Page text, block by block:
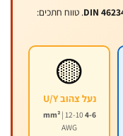
. טווח חתכים:
🟡
נעל צהוב U/Y
| 12-10